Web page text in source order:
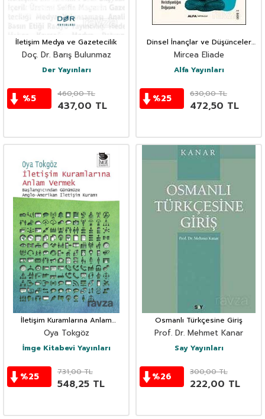
İletişim Medya ve Gazetecilik
Doç. Dr. Barış Bulunmaz
Der Yayınları
%5 460,00TL
437,00 TL
Dinsel İnançlar ve Düşünceler
Tarihi 2
Mircea Eliade
Alfa Yayınları
%25 630,00TL
472,50 TL
İletişim Kuramlarına Anlam
Vermek
Oya Tokgöz
İmge Kitabevi Yayınları
%25 731,00TL
548,25 TL
Osmanlı Türkçesine Giriş
Prof. Dr. Mehmet Kanar
Say Yayınları
%26 300,00TL
222,00 TL